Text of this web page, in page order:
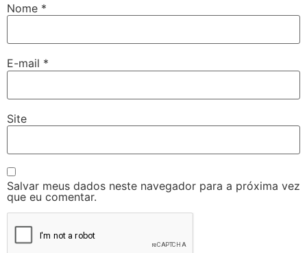
Nome *
E-mail *
Site
Salvar meus dados neste navegador para a próxima vez
que eu comentar.